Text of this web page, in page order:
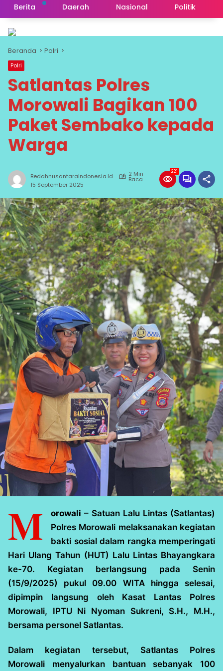
Berita Daerah Nasional Politik
Beranda Polri
Polri
Satlantas Polres
Morowali Bagikan 100
Paket Sembako kepada
Warga
Bedahnusantaraindonesia.id 2 Min
Baca
15 September 2025
221
M orowali – Satuan Lalu Lintas (Satlantas)
Polres Morowali melaksanakan kegiatan
bakti sosial dalam rangka memperingati
Hari Ulang Tahun (HUT) Lalu Lintas Bhayangkara
ke-70. Kegiatan berlangsung pada Senin
(15/9/2025) pukul 09.00 WITA hingga selesai,
dipimpin langsung oleh Kasat Lantas Polres
Morowali, IPTU Ni Nyoman Sukreni, S.H., M.H.,
bersama personel Satlantas.
Dalam kegiatan tersebut, Satlantas Polres
Morowali menyalurkan bantuan sebanyak 100